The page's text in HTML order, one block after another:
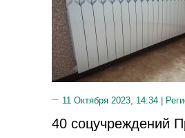
11 Октября 2023, 14:34 |
40 соцучреждений